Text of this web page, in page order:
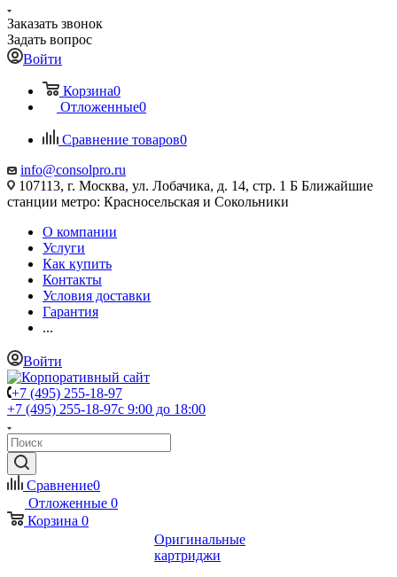
Заказать звонок
Задать вопрос
Войти
Корзина0
Отложенные0
Сравнение товаров0
info@consolpro.ru
107113, г. Москва, ул. Лобачика, д. 14, стр. 1 Б Ближайшие
станции метро: Красносельская и Сокольники
О компании
Услуги
Как купить
Контакты
Условия доставки
Гарантия
...
Войти
+7 (495) 255-18-97
+7 (495) 255-18-97с 9:00 до 18:00
Сравнение0
Отложенные 0
Корзина 0
Оригинальные
картриджи